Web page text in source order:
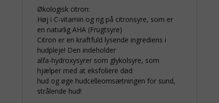
Økologisk citron:
Høj i C-vitamin og rig på citronsyre, som er
en naturlig AHA (Frugtsyre)
Citron er en kraftfuld lysende ingrediens i
hudpleje! Den indeholder
alfa-hydroxysyrer som glykolsyre, som
hjælper med at eksfoliere død
hud og øge hudcelleomsætningen for sund,
strålende hud!